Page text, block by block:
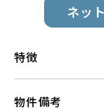
ネッ
特徴
物件備考